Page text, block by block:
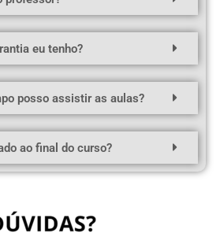
eu tenho?
posso assistir as aulas?
ao final do curso?